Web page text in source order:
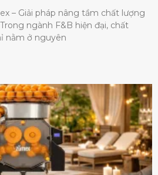
– Giải pháp nâng tầm chất lượng
ngành F&B hiện đại, chất
nằm ở nguyên